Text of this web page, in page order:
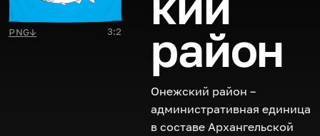
PNG↓ 3:2 район
Онежский район –
административная единица
в составе Архангельской